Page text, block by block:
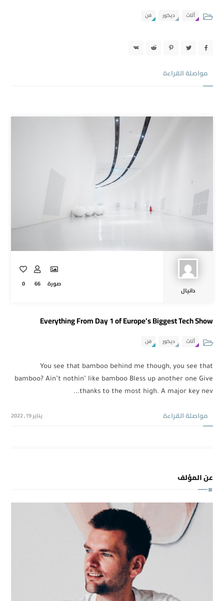
أثاث ديكور فن
مواصلة القراءة
دانيال
صورة 66
0
Everything From Day 1 of Europe’s Biggest Tech Show
أثاث ديكور فن
You see that bamboo behind me though, you see that
bamboo? Ain’t nothin’ like bamboo Bless up another one Give
thanks to the most high. A major key nev...
مواصلة القراءة يناير 19, 2022
عن المؤلف